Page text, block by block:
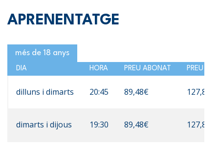
APRENENTATGE
més de 18 anys
DIA HORA PREU ABONAT PREU NO
dilluns i dimarts 20:45 89,48€ 127,83€
dimarts i dijous 19:30 89,48€ 127,83€